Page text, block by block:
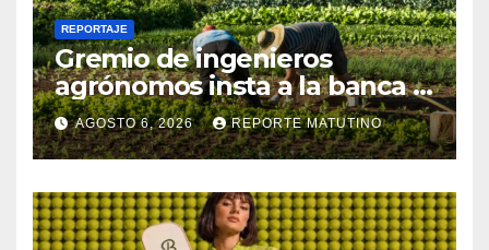
REPORTAJE
Gremio de ingenieros
agrónomos insta a la banca a
financiar la agricultura
familiar
AGOSTO 6, 2026 REPORTE MATUTINO